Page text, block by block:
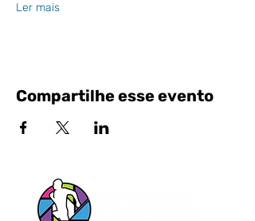
Ler mais
Compartilhe esse evento